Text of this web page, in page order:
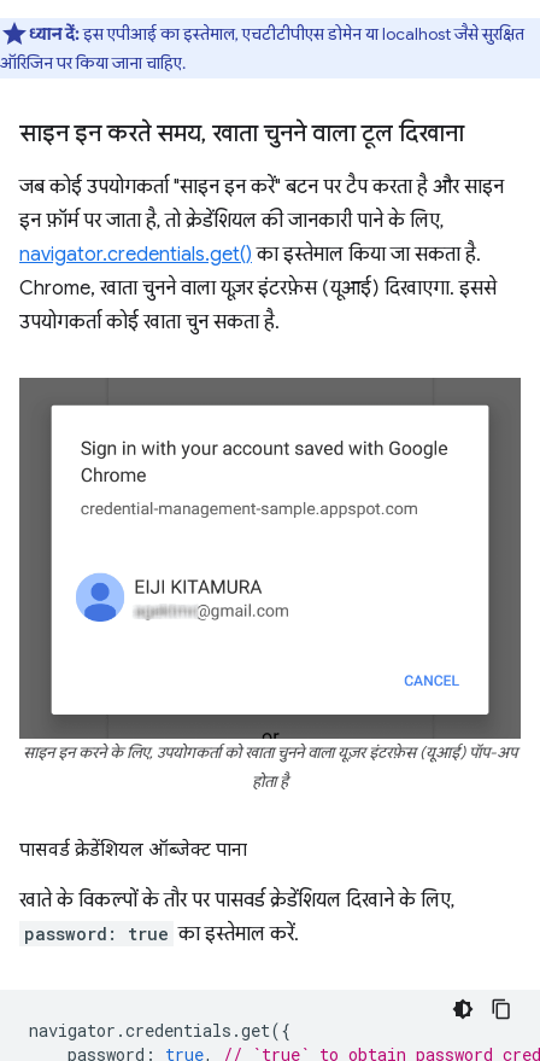
ध्यान दें:इस एपीआई का इस्तेमाल, एचटीटीपीएस डोमेन या localhost जैसे सुरक्षित
ऑरिजिन पर किया जाना चाहिए.
साइन इन करते समय, खाता चुनने वाला टूल दिखाना
जब कोई उपयोगकर्ता "साइन इन करें" बटन पर टैप करता है और साइन
इन फ़ॉर्म पर जाता है, तो क्रेडेंशियल की जानकारी पाने के लिए,
navigator.credentials.get() का इस्तेमाल किया जा सकता है.
Chrome, खाता चुनने वाला यूज़र इंटरफ़ेस (यूआई) दिखाएगा. इससे
उपयोगकर्ता कोई खाता चुन सकता है.
साइन इन करने के लिए, उपयोगकर्ता को खाता चुनने वाला यूज़र इंटरफ़ेस (यूआई) पॉप-अप
होता है
पासवर्ड क्रेडेंशियल ऑब्जेक्ट पाना
खाते के विकल्पों के तौर पर पासवर्ड क्रेडेंशियल दिखाने के लिए,
password: true का इस्तेमाल करें.
navigator .credentials .get({
password : true,
// `true` to obtain password